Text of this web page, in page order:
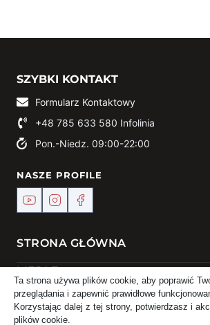
SZYBKI KONTAKT
Formularz Kontaktowy
+48 785 633 580 Infolinia
Pon.-Niedz. 09:00-22:00
NASZE PROFILE
STRONA GŁÓWNA
MEBLE
KONTAKT
Ta strona używa plików cookie, aby poprawić
przeglądania i zapewnić prawidłowe
Korzystając dalej z tej strony, potwierdzasz i
plików cookie.